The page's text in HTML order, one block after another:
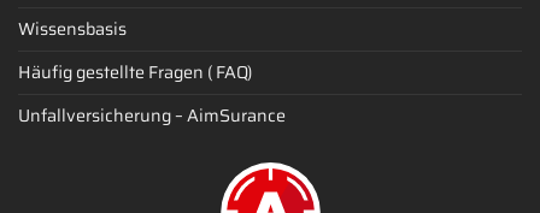
Wissensbasis
Häufig gestellte Fragen ( FAQ)
Unfallversicherung – AimSurance